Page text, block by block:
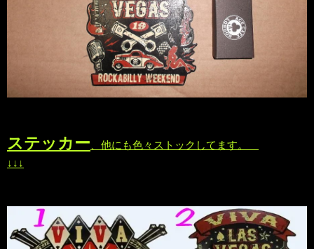
ステッカー、他にも色々ストックしてます。
↓↓↓